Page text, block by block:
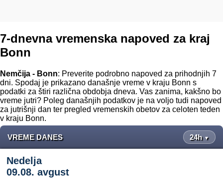
7-dnevna vremenska napoved za kraj
Bonn
Nemčija - Bonn: Preverite podrobno napoved za prihodnjih 7
dni. Spodaj je prikazano današnje vreme v kraju Bonn s
podatki za štiri različna obdobja dneva. Vas zanima, kakšno bo
vreme jutri? Poleg današnjih podatkov je na voljo tudi napoved
za jutrišnji dan ter pregled vremenskih obetov za celoten teden
v kraju Bonn.
VREME DANES 24h ▼
Nedelja
09.08. avgust